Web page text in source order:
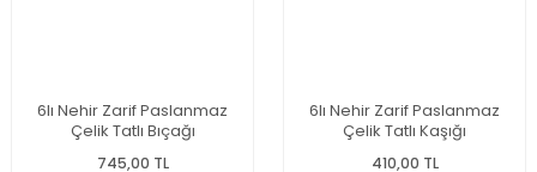
6lı Nehir Zarif Paslanmaz
Çelik Tatlı Bıçağı
745,00 TL
6lı Nehir Zarif Paslanmaz
Çelik Tatlı Kaşığı
410,00 TL